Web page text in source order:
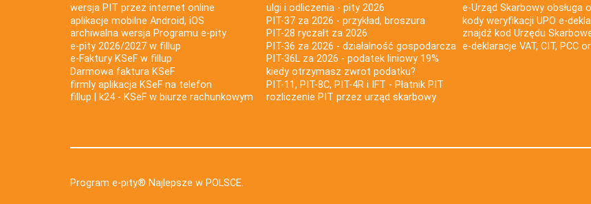
wersja PIT przez internet online
aplikacje mobilne Android, iOS
archiwalna wersja Programu e-pity
e-pity 2026/2027 w fillup
e‑Faktury KSeF w fillup
Darmowa faktura KSeF
firmly aplikacja KSeF na telefon
fillup | k24 - KSeF w biurze rachunkowym
ulgi i odliczenia - pity 2026
PIT-37 za 2026 - przykład, broszura
PIT-28 ryczałt za 2026
PIT-36 za 2026 - działalność gospodarcza
PIT-36L za 2026 - podatek liniowy 19%
kiedy otrzymasz zwrot podatku?
PIT-11, PIT-8C, PIT-4R i IFT - Płatnik PIT
rozliczenie PIT przez urząd skarbowy
e-Urząd Skarbowy obsługa
kody weryfikacji UPO e-
znajdź kod Urzędu
e-deklaracje VAT, CIT, PCC
Program e-pity® Najlepsze w POLSCE.